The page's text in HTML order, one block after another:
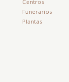
Centros
Funerarios
Plantas